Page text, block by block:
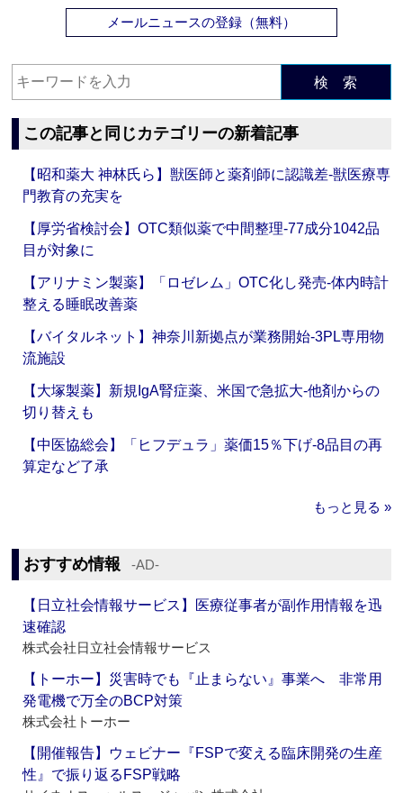
メールニュースの登録（無料）
検 索
この記事と同じカテゴリーの新着記事
【昭和薬大 神林氏ら】獣医師と薬剤師に認識差‐獣医療専
門教育の充実を
【厚労省検討会】OTC類似薬で中間整理‐77成分1042品
目が対象に
【アリナミン製薬】「ロゼレム」OTC化し発売‐体内時計
整える睡眠改善薬
【バイタルネット】神奈川新拠点が業務開始‐3PL専用物
流施設
【大塚製薬】新規IgA腎症薬、米国で急拡大‐他剤からの
切り替えも
【中医協総会】「ヒフデュラ」薬価15％下げ‐8品目の再
算定など了承
もっと見る »
おすすめ情報 ‐AD‐
【日立社会情報サービス】医療従事者が副作用情報を迅
速確認
株式会社日立社会情報サービス
【トーホー】災害時でも『止まらない』事業へ 非常用
発電機で万全のBCP対策
株式会社トーホー
【開催報告】ウェビナー『FSPで変える臨床開発の生産
性』で振り返るFSP戦略